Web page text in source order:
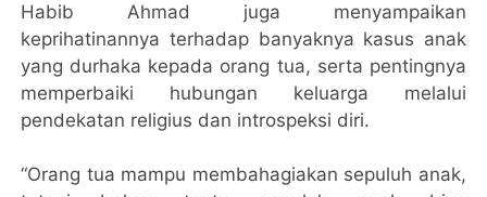
Habib Ahmad juga menyampaikan
keprihatinannya terhadap banyaknya kasus anak
yang durhaka kepada orang tua, serta pentingnya
memperbaiki hubungan keluarga melalui
pendekatan religius dan introspeksi diri.
“Orang tua mampu membahagiakan sepuluh anak,